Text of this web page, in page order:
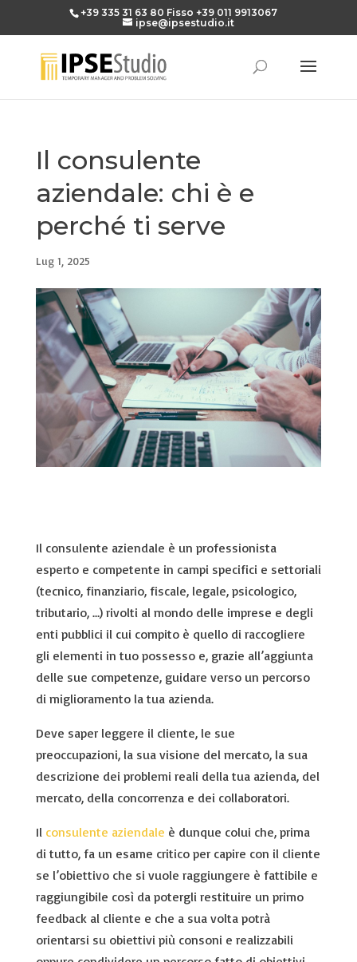
+39 335 31 63 80 Fisso +39 011 9913067
ipse@ipsestudio.it
Il consulente
aziendale: chi è e
perché ti serve
Lug 1, 2025
Il consulente aziendale è un professionista
esperto e competente in campi specifici e settoriali
(tecnico, finanziario, fiscale, legale, psicologico,
tributario, …) rivolti al mondo delle imprese e degli
enti pubblici il cui compito è quello di raccogliere
gli elementi in tuo possesso e, grazie all’aggiunta
delle sue competenze, guidare verso un percorso
di miglioramento la tua azienda.
Deve saper leggere il cliente, le sue
preoccupazioni, la sua visione del mercato, la sua
descrizione dei problemi reali della tua azienda, del
mercato, della concorrenza e dei collaboratori.
Il consulente aziendale è dunque colui che, prima
di tutto, fa un esame critico per capire con il cliente
se l’obiettivo che si vuole raggiungere è fattibile e
raggiungibile così da potergli restituire un primo
feedback al cliente e che a sua volta potrà
orientarsi su obiettivi più consoni e realizzabili